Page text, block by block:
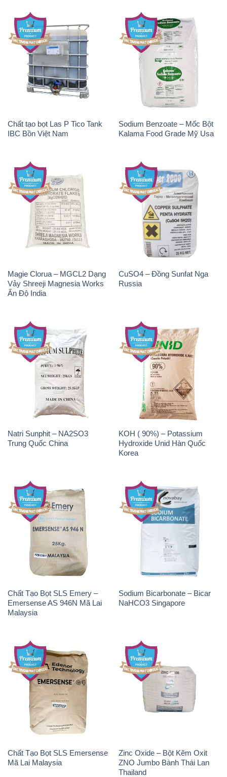
Chất tạo bọt Las P Tico Tank
IBC Bồn Việt Nam
Sodium Benzoate – Mốc Bột
Kalama Food Grade Mỹ Usa
Magie Clorua – MGCL2 Dạng
Vảy Shreeji Magnesia Works
Ấn Độ India
CuSO4 – Đồng Sunfat Nga
Russia
Natri Sunphit – NA2SO3
Trung Quốc China
KOH ( 90%) – Potassium
Hydroxide Unid Hàn Quốc
Korea
Chất Tạo Bọt SLS Emery –
Emersense AS 946N Mã Lai
Malaysia
Sodium Bicarbonate – Bicar
NaHCO3 Singapore
Chất Tạo Bọt SLS Emersense
Mã Lai Malaysia
Zinc Oxide – Bột Kẽm Oxit
ZNO Jumbo Bành Thái Lan
Thailand